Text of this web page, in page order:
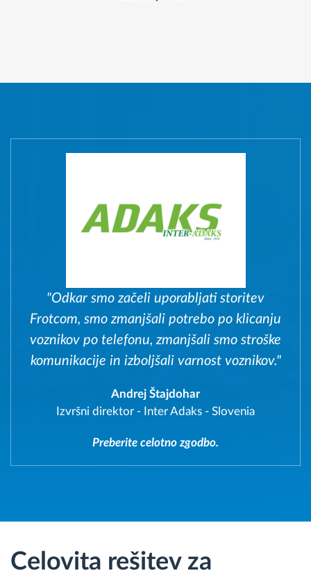
"Odkar smo začeli uporabljati storitev
Frotcom, smo zmanjšali potrebo po klicanju
voznikov po telefonu, zmanjšali smo stroške
komunikacije in izboljšali varnost voznikov."
Andrej Štajdohar
Izvršni direktor - Inter Adaks - Slovenia
Preberite celotno zgodbo.
Celovita rešitev za